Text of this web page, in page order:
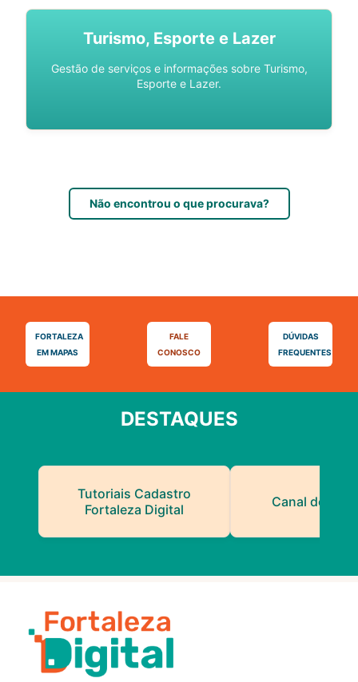
Turismo, Esporte e Lazer
Gestão de serviços e informações sobre Turismo,
Esporte e Lazer.
Não encontrou o que procurava?
FORTALEZA
EM MAPAS
FALE
CONOSCO
DÚVIDAS
FREQUENTES
DESTAQUES
Tutoriais Cadastro
Fortaleza Digital
Canal do